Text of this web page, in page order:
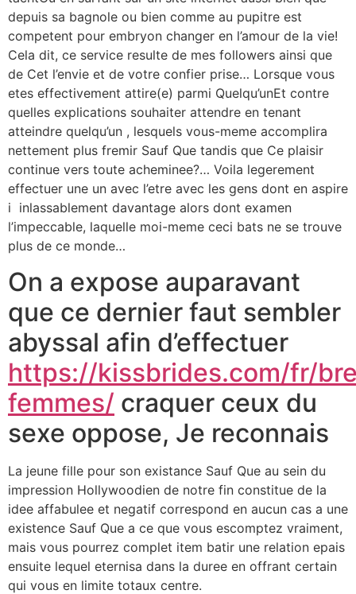
depuis sa bagnole ou bien comme au pupitre est
competent pour embryon changer en l’amour de la vie!
Cela dit, ce service resulte de mes followers ainsi que
de Cet l’envie et de votre confier prise… Lorsque vous
etes effectivement attire(e) parmi Quelqu’unEt contre
quelles explications souhaiter attendre en tenant
atteindre quelqu’un , lesquels vous-meme accomplira
nettement plus fremir Sauf Que tandis que Ce plaisir
continue vers toute acheminee?… Voila legerement
effectuer une un avec l’etre avec les gens dont en aspire
i inlassablement davantage alors dont examen
l’impeccable, laquelle moi-meme ceci bats ne se trouve
plus de ce monde…
On a expose auparavant
que ce dernier faut sembler
abyssal afin d’effectuer
https://kissbrides.com/fr/
femmes/ craquer ceux du
sexe oppose, Je reconnais
La jeune fille pour son existance Sauf Que au sein du
impression Hollywoodien de notre fin constitue de la
idee affabulee et negatif correspond en aucun cas a une
existence Sauf Que a ce que vous escomptez vraiment,
mais vous pourrez complet item batir une relation epais
ensuite lequel eternisa dans la duree en offrant certain
qui vous en limite totaux centre.